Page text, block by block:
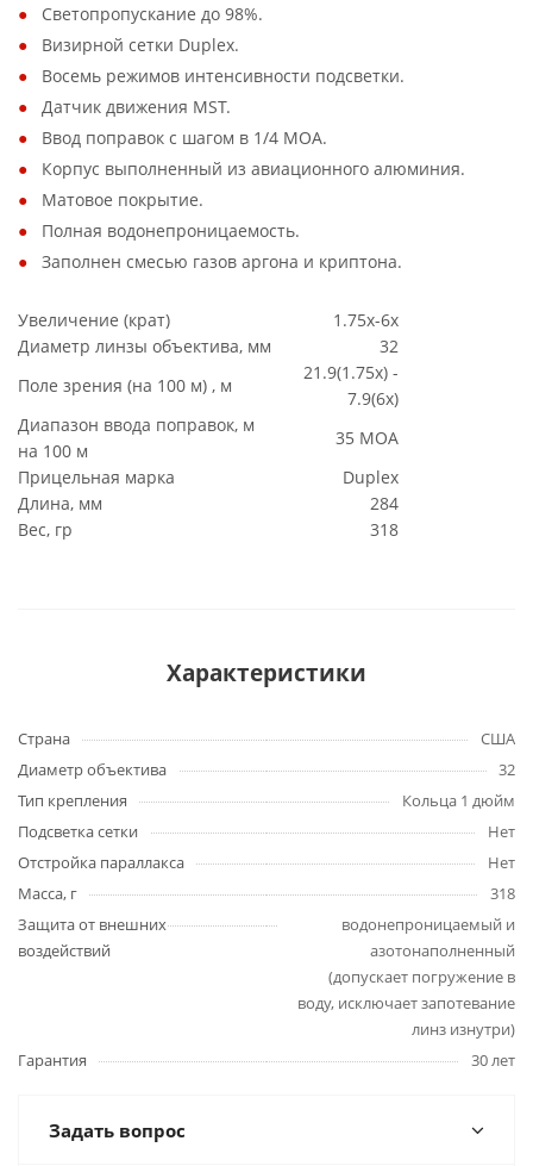
Светопропускание до 98%.
Визирной сетки Duplex.
Восемь режимов интенсивности подсветки.
Датчик движения MST.
Ввод поправок с шагом в 1/4 МОА.
Корпус выполненный из авиационного алюминия.
Матовое покрытие.
Полная водонепроницаемость.
Заполнен смесью газов аргона и криптона.
Увеличение (крат)
1.75x-6x
Диаметр линзы объектива, мм
32
Поле зрения (на 100 м) , м
21.9(1.75x) -
7.9(6x)
Диапазон ввода поправок, м
на 100 м
35 МОА
Прицельная марка
Duplex
Длина, мм
284
Вес, гр
318
Характеристики
Страна
США
Диаметр объектива
32
Тип крепления
Кольца 1 дюйм
Подсветка сетки
Нет
Отстройка параллакса
Нет
Масса, г
318
Защита от внешних
воздействий
водонепроницаемый и
азотонаполненный
(допускает погружение в
воду, исключает запотевание
линз изнутри)
Гарантия
30 лет
Задать вопрос